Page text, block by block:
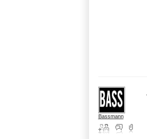
Bassmann